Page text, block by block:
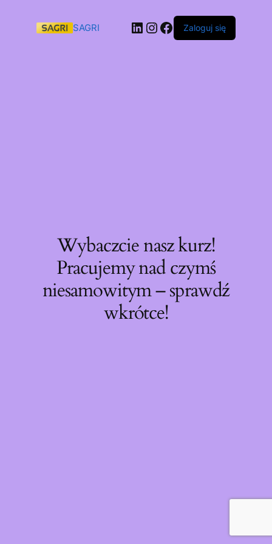
SAGRI Zaloguj się
Wybaczcie nasz kurz!
Pracujemy nad czymś
niesamowitym – sprawdź
wkrótce!